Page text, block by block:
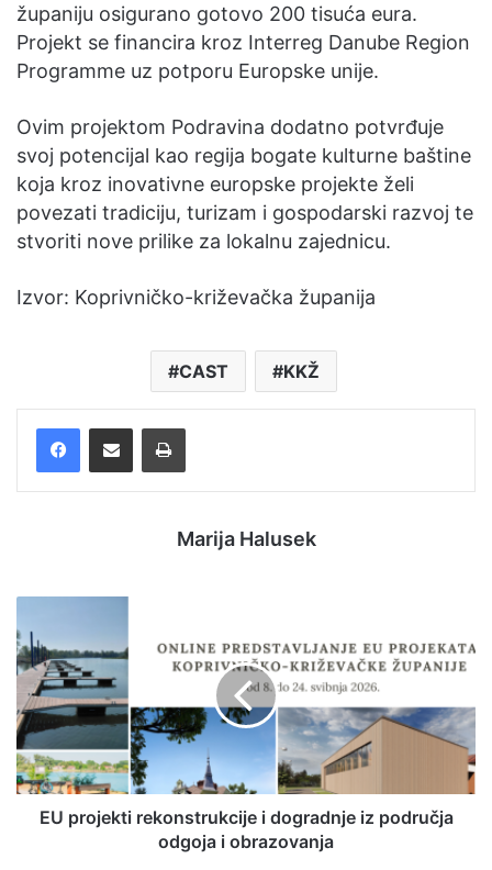
županiju osigurano gotovo 200 tisuća eura.
Projekt se financira kroz Interreg Danube Region
Programme uz potporu Europske unije.
Ovim projektom Podravina dodatno potvrđuje
svoj potencijal kao regija bogate kulturne baštine
koja kroz inovativne europske projekte želi
povezati tradiciju, turizam i gospodarski razvoj te
stvoriti nove prilike za lokalnu zajednicu.
Izvor: Koprivničko-križevačka županija
CAST KKŽ
Marija Halusek
EU projekti rekonstrukcije i dogradnje iz područja
odgoja i obrazovanja